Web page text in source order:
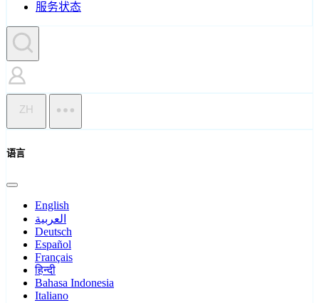
服务状态
ZH
语言
English
العربية
Deutsch
Español
Français
हिन्दी
Bahasa Indonesia
Italiano